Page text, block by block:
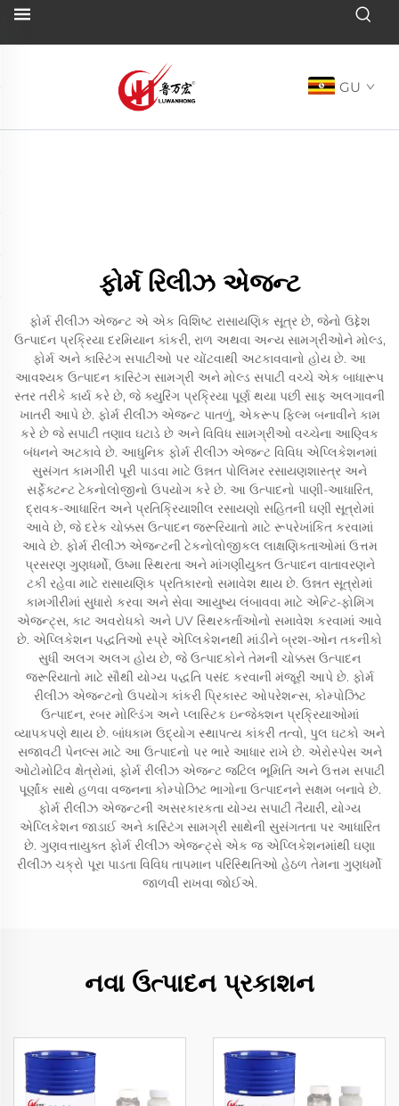
GU
ફોર્મ રિલીઝ એજન્ટ
ફોર્મ રીલીઝ એજન્ટ એ એક વિશિષ્ટ રાસાયણિક સૂત્ર છે, જેનો ઉદ્દેશ
ઉત્પાદન પ્રક્રિયા દરમિયાન કાંકરી, રાળ અથવા અન્ય સામગ્રીઓને મોલ્ડ,
ફોર્મ અને કાસ્ટિંગ સપાટીઓ પર ચોંટવાથી અટકાવવાનો હોય છે. આ
આવશ્યક ઉત્પાદન કાસ્ટિંગ સામગ્રી અને મોલ્ડ સપાટી વચ્ચે એક બાધારૂપ
સ્તર તરીકે કાર્ય કરે છે, જે ક્યુરિંગ પ્રક્રિયા પૂર્ણ થયા પછી સાફ અલગાવની
ખાતરી આપે છે. ફોર્મ રીલીઝ એજન્ટ પાતળું, એકરૂપ ફિલ્મ બનાવીને કામ
કરે છે જે સપાટી તણાવ ઘટાડે છે અને વિવિધ સામગ્રીઓ વચ્ચેના આણ્વિક
બંધનને અટકાવે છે. આધુનિક ફોર્મ રીલીઝ એજન્ટ વિવિધ એપ્લિકેશનમાં
સુસંગત કામગીરી પૂરી પાડવા માટે ઉન્નત પોલિમર રસાયણશાસ્ત્ર અને
સર્ફેક્ટન્ટ ટેકનોલોજીનો ઉપયોગ કરે છે. આ ઉત્પાદનો પાણી-આધારિત,
દ્રાવક-આધારિત અને પ્રતિક્રિયાશીલ રસાયણો સહિતની ઘણી સૂત્રોમાં
આવે છે, જે દરેક ચોક્કસ ઉત્પાદન જરૂરિયાતો માટે રૂપરેખાંકિત કરવામાં
આવે છે. ફોર્મ રીલીઝ એજન્ટની ટેકનોલોજીકલ લાક્ષણિકતાઓમાં ઉત્તમ
પ્રસરણ ગુણધર્મો, ઉષ્મા સ્થિરતા અને માંગણીયુક્ત ઉત્પાદન વાતાવરણને
ટકી રહેવા માટે રાસાયણિક પ્રતિકારનો સમાવેશ થાય છે. ઉન્નત સૂત્રોમાં
કામગીરીમાં સુધારો કરવા અને સેવા આયુષ્ય લંબાવવા માટે એન્ટિ-ફોમિંગ
એજન્ટ્સ, કાટ અવરોધકો અને UV સ્થિરકર્તાઓનો સમાવેશ કરવામાં આવે
છે. એપ્લિકેશન પદ્ધતિઓ સ્પ્રે એપ્લિકેશનથી માંડીને બ્રશ-ઓન તકનીકો
સુધી અલગ અલગ હોય છે, જે ઉત્પાદકોને તેમની ચોક્કસ ઉત્પાદન
જરૂરિયાતો માટે સૌથી યોગ્ય પદ્ધતિ પસંદ કરવાની મંજૂરી આપે છે. ફોર્મ
રીલીઝ એજન્ટનો ઉપયોગ કાંકરી પ્રિકાસ્ટ ઓપરેશન્સ, કોમ્પોઝિટ
ઉત્પાદન, રબર મોલ્ડિંગ અને પ્લાસ્ટિક ઇન્જેક્શન પ્રક્રિયાઓમાં
વ્યાપકપણે થાય છે. બાંધકામ ઉદ્યોગ સ્થાપત્ય કાંકરી તત્વો, પુલ ઘટકો અને
સજાવટી પેનલ્સ માટે આ ઉત્પાદનો પર ભારે આધાર રાખે છે. એરોસ્પેસ અને
ઓટોમોટિવ ક્ષેત્રોમાં, ફોર્મ રીલીઝ એજન્ટ જટિલ ભૂમિતિ અને ઉત્તમ સપાટી
પૂર્ણાંક સાથે હળવા વજનના કોમ્પોઝિટ ભાગોના ઉત્પાદનને સક્ષમ બનાવે છે.
ફોર્મ રીલીઝ એજન્ટની અસરકારકતા યોગ્ય સપાટી તૈયારી, યોગ્ય
એપ્લિકેશન જાડાઈ અને કાસ્ટિંગ સામગ્રી સાથેની સુસંગતતા પર આધારિત
છે. ગુણવત્તાયુક્ત ફોર્મ રીલીઝ એજન્ટ્સે એક જ એપ્લિકેશનમાંથી ઘણા
રીલીઝ ચક્રો પૂરા પાડતા વિવિધ તાપમાન પરિસ્થિતિઓ હેઠળ તેમના ગુણધર્મો
જાળવી રાખવા જોઈએ.
નવા ઉત્પાદન પ્રકાશન